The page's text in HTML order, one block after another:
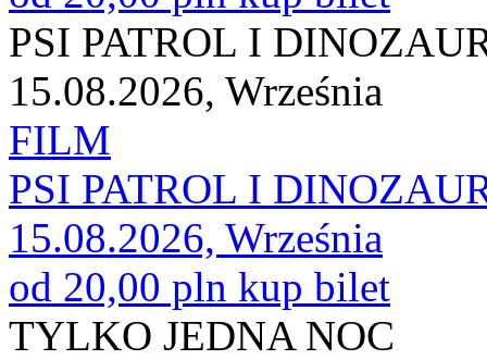
PSI PATROL I
15.08.2026, Września
FILM
PSI PATROL I
15.08.2026, Września
od 20,00 pln kup bilet
TYLKO JEDNA NOC